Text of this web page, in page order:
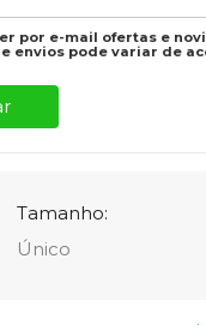
por e-mail ofertas e
envios pode variar de
Tamanho:
Único